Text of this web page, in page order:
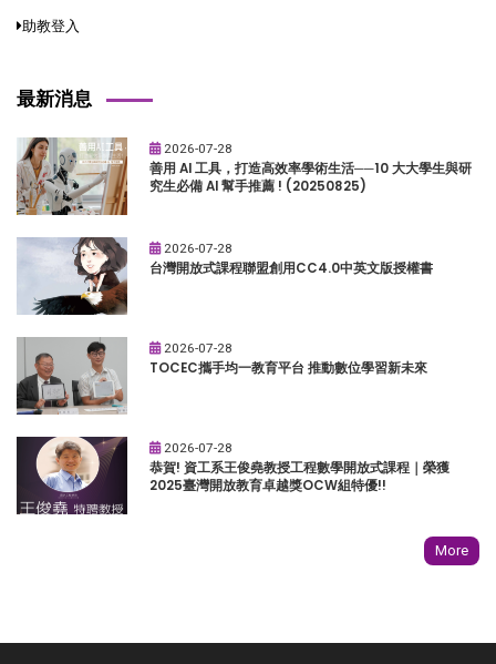
助教登入
最新消息
2026-07-28
善用 AI 工具，打造高效率學術生活──10 大大學生與研
究生必備 AI 幫手推薦 ! (20250825)
2026-07-28
台灣開放式課程聯盟創用CC4.0中英文版授權書
2026-07-28
TOCEC攜手均一教育平台 推動數位學習新未來
2026-07-28
恭賀! 資工系王俊堯教授工程數學開放式課程｜榮獲
2025臺灣開放教育卓越獎OCW組特優!!
More